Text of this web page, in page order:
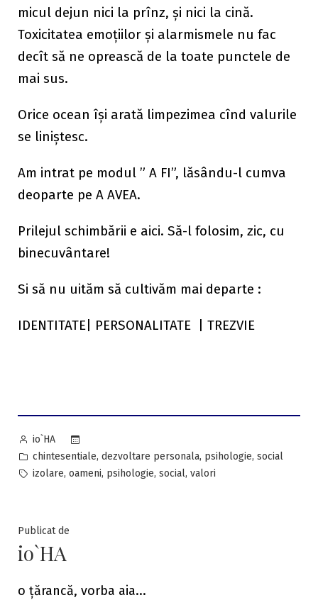
micul dejun nici la prînz, și nici la cină.
Toxicitatea emoțiilor și alarmismele nu fac
decît să ne oprească de la toate punctele de
mai sus.
Orice ocean își arată limpezimea cînd valurile
se liniștesc.
Am intrat pe modul ” A FI”, lăsându-l cumva
deoparte pe A AVEA.
Prilejul schimbării e aici. Să-l folosim, zic, cu
binecuvântare!
Si să nu uităm să cultivăm mai departe :
IDENTITATE| PERSONALITATE | TREZVIE
Posted
by
io`HA
Posted
in
chintesentiale, dezvoltare personala, psihologie, social
Tags:
izolare, oameni, psihologie, social, valori
Publicat de
io`HA
o țărancă, vorba aia...